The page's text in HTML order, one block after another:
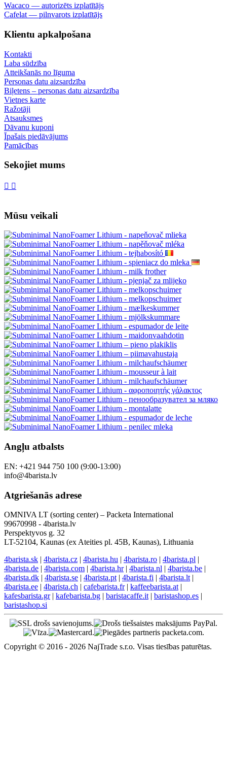
Wacaco — autorizēts izplatītājs
Cafelat — pilnvarots izplatītājs
Klientu apkalpošana
Kontakti
Laba sūdzība
Atteikšanās no līguma
Personas datu aizsardzība
Biļetens – personas datu aizsardzība
Vietnes karte
Ražotāji
Atsauksmes
Dāvanu kuponi
Īpašais piedāvājums
Pamācības
Sekojiet mums
Mūsu veikali
Angļu atbalsts
EN: +421 944 750 100 (9:00-13:00)
info@4barista.lv
Atgriešanās adrese
OMNIVA LT (sorting center) – Packeta International
99670998 - 4barista.lv
Perspektyvos g. 32
LT-52104, Kaunas (ex Ateities pl. 45B, Kaunas), Lithuania
4barista.sk | 4barista.cz | 4barista.hu | 4barista.ro | 4barista.pl |
4barista.de | 4barista.com | 4barista.hr| 4barista.nl | 4barista.be |
4barista.dk | 4barista.se | 4barista.pt | 4barista.fi | 4barista.lt |
4barista.ee | 4barista.ch | cafebarista.fr| kaffeebarista.at |
kafesbarista.gr| kafebarista.bg | baristacaffe.it | baristashop.es |
baristashop.si
Copyright © 2016 - 2026 NajTrade s.r.o. Visas tiesības paturētas.